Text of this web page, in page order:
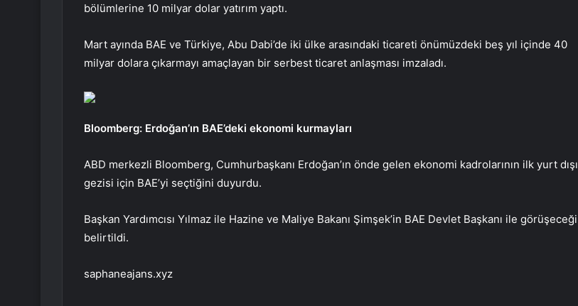
bölümlerine 10 milyar dolar yatırım yaptı.
Mart ayında BAE ve Türkiye, Abu Dabi’de iki ülke arasındaki ticareti önümüzdeki beş yıl içinde 40
milyar dolara çıkarmayı amaçlayan bir serbest ticaret anlaşması imzaladı.
Bloomberg: Erdoğan’ın BAE’deki ekonomi kurmayları
ABD merkezli Bloomberg, Cumhurbaşkanı Erdoğan’ın önde gelen ekonomi kadrolarının ilk yurt dışı
gezisi için BAE’yi seçtiğini duyurdu.
Başkan Yardımcısı Yılmaz ile Hazine ve Maliye Bakanı Şimşek’in BAE Devlet Başkanı ile görüşeceği
belirtildi.
saphaneajans.xyz